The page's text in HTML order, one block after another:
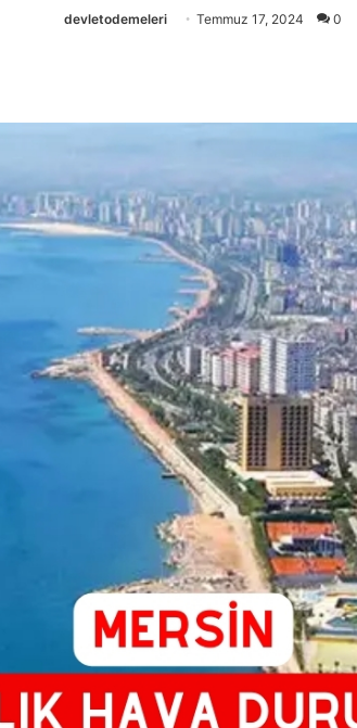
devletodemeleri Temmuz 17, 2024 0